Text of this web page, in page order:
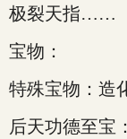
极裂天指……
宝物：
特殊宝物：造
后天功德至宝